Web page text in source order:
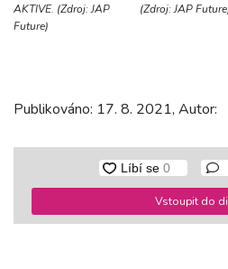
AKTIVE. (Zdroj: JAP
Future)
(Zdroj: JAP
Publikováno: 17. 8. 2021, Autor:
Vstoupit do